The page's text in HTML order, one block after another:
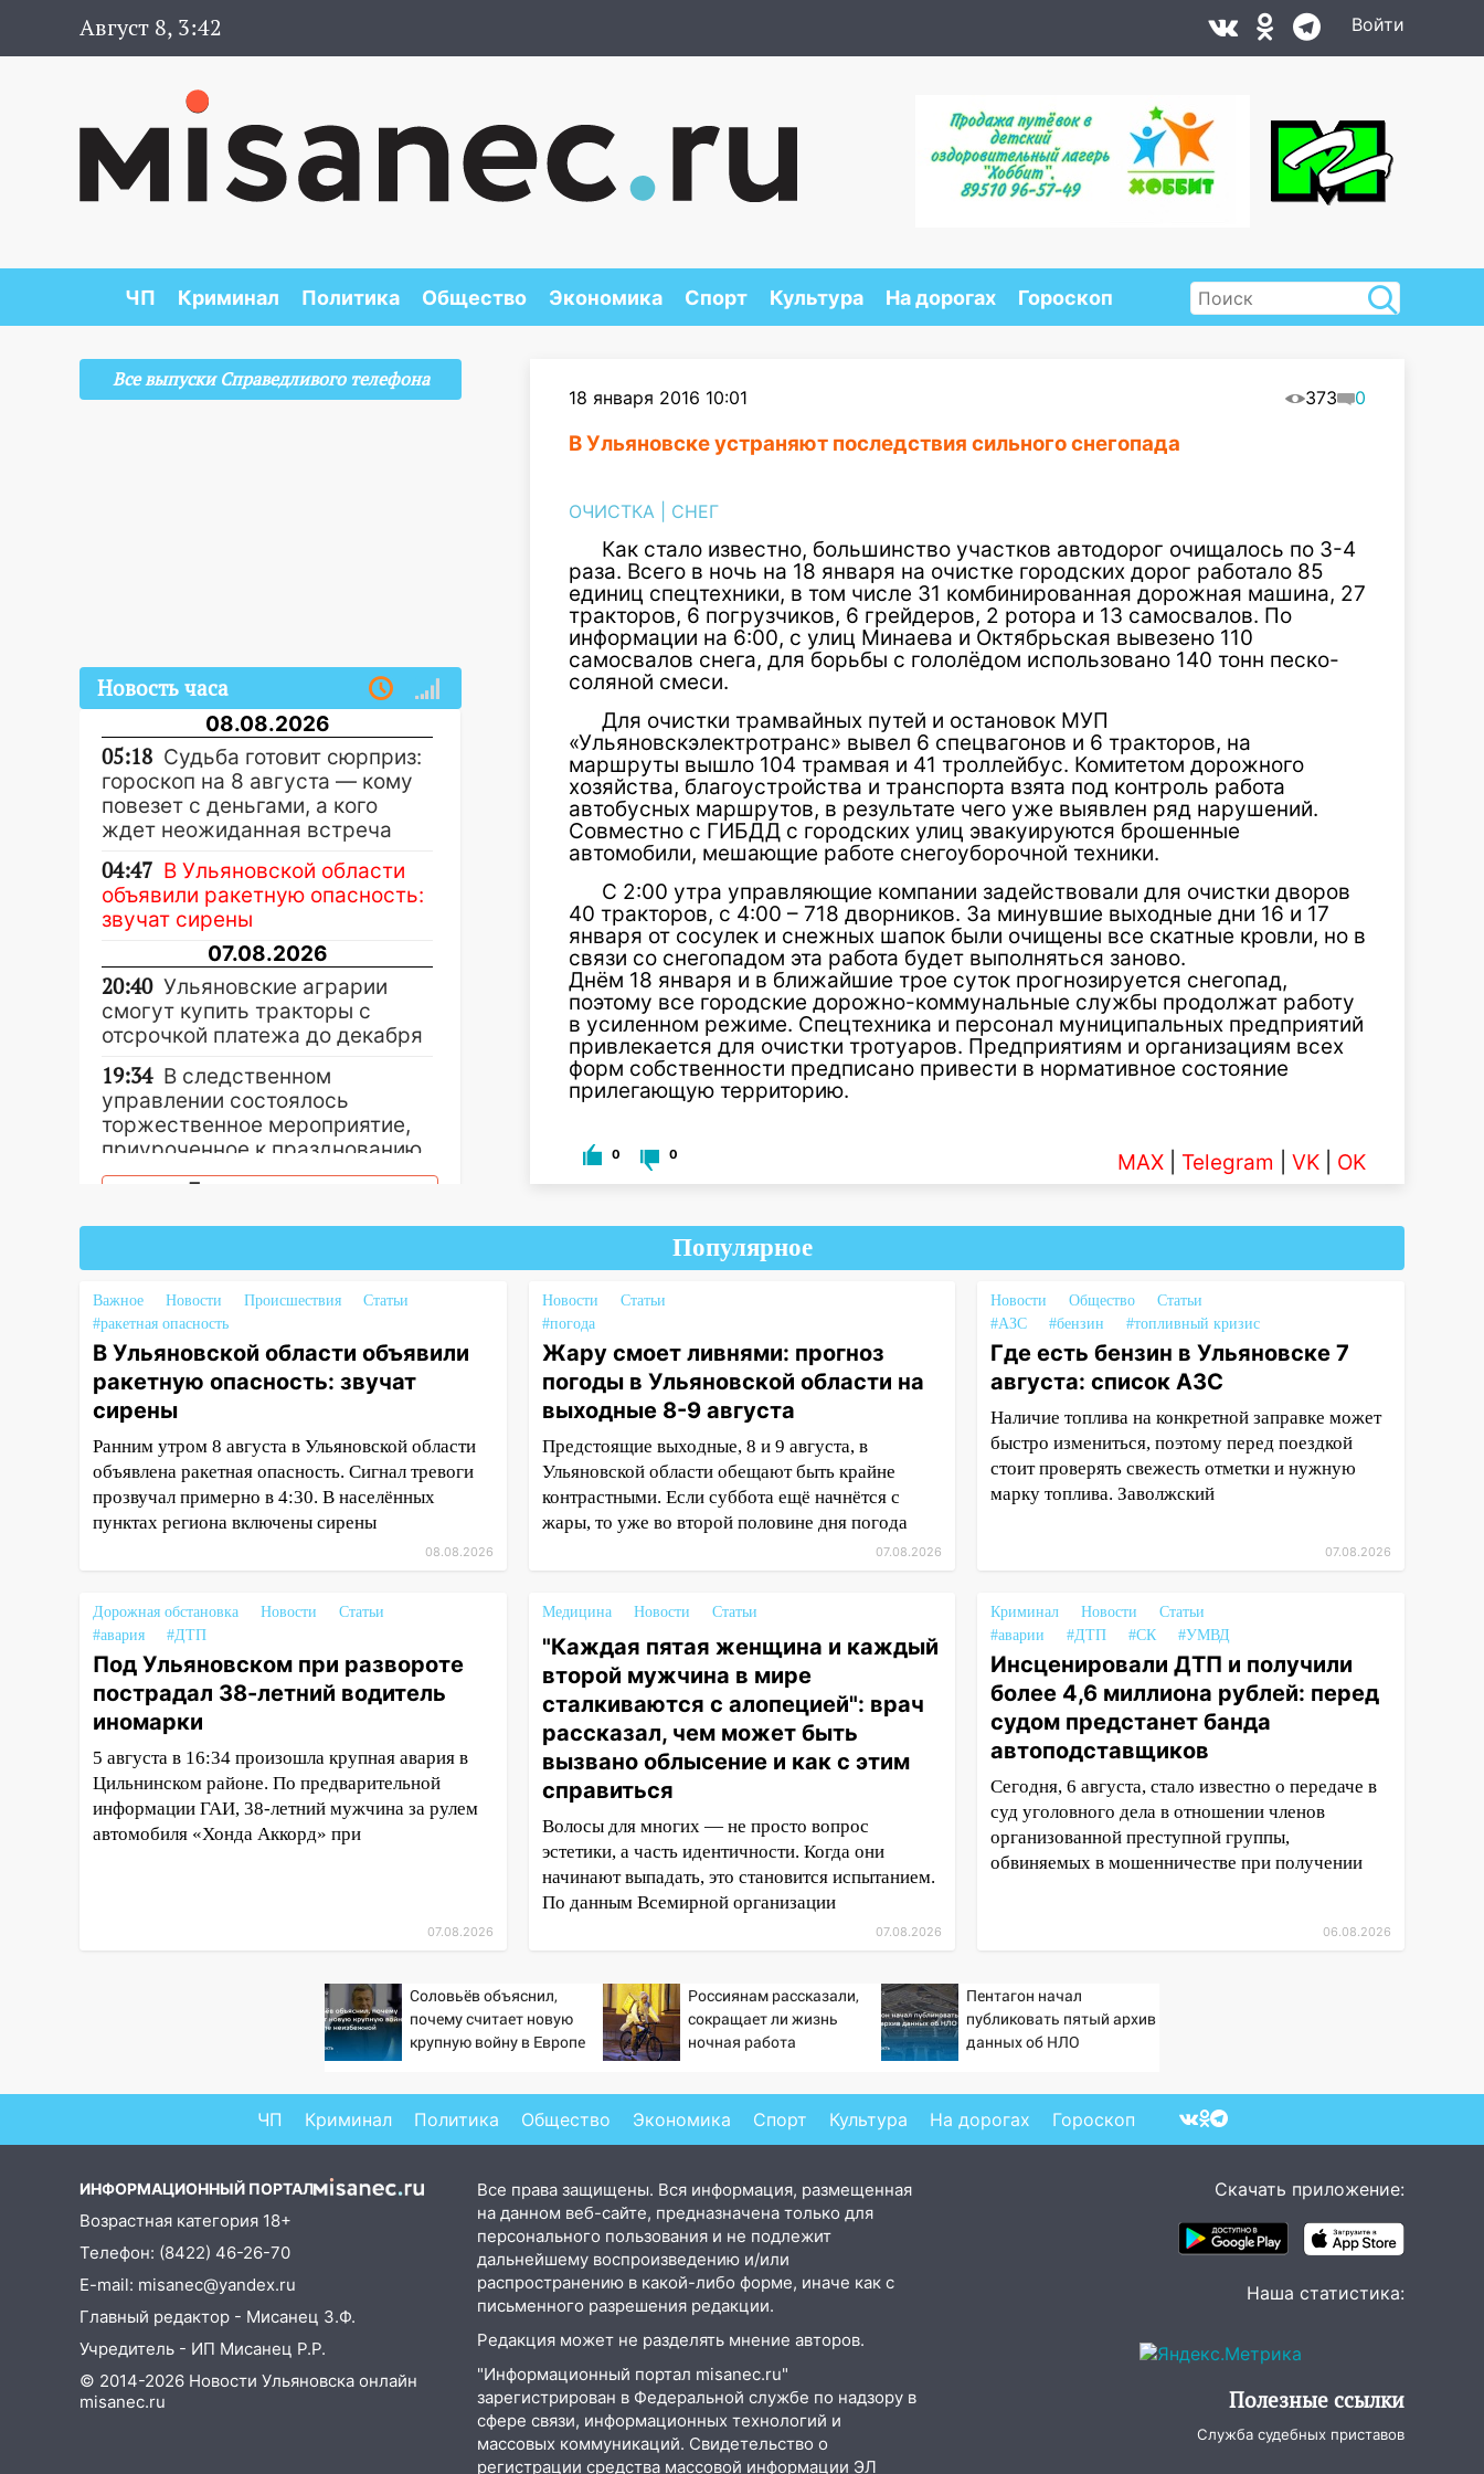
Август 8, 3:42 Войти
ЧП Криминал Политика Общество Экономика Спорт Культура На дорогах Гороскоп
18 января 2016 10:01 373 0
В Ульяновске устраняют последствия сильного снегопада
ОЧИСТКА СНЕГ
Как стало известно, большинство участков автодорог очищалось по 3-4
раза. Всего в ночь на 18 января на очистке городских дорог работало 85
единиц спецтехники, в том числе 31 комбинированная дорожная машина, 27
тракторов, 6 погрузчиков, 6 грейдеров, 2 ротора и 13 самосвалов. По
информации на 6:00, с улиц Минаева и Октябрьская вывезено 110
самосвалов снега, для борьбы с гололёдом использовано 140 тонн песко-
соляной смеси.
Для очистки трамвайных путей и остановок МУП
«Ульяновскэлектротранс» вывел 6 спецвагонов и 6 тракторов, на
маршруты вышло 104 трамвая и 41 троллейбус. Комитетом дорожного
хозяйства, благоустройства и транспорта взята под контроль работа
автобусных маршрутов, в результате чего уже выявлен ряд нарушений.
Совместно с ГИБДД с городских улиц эвакуируются брошенные
автомобили, мешающие работе снегоуборочной техники.
С 2:00 утра управляющие компании задействовали для очистки дворов
40 тракторов, с 4:00 – 718 дворников. За минувшие выходные дни 16 и 17
января от сосулек и снежных шапок были очищены все скатные кровли, но в
связи со снегопадом эта работа будет выполняться заново.
Днём 18 января и в ближайшие трое суток прогнозируется снегопад,
поэтому все городские дорожно-коммунальные службы продолжат работу
в усиленном режиме. Спецтехника и персонал муниципальных предприятий
привлекается для очистки тротуаров. Предприятиям и организациям всех
форм собственности предписано привести в нормативное состояние
прилегающую территорию.
0 0 MAX Telegram VK OK
Все выпуски Справедливого телефона
Новость часа
08.08.2026
05:18 Судьба готовит сюрприз:
гороскоп на 8 августа — кому
повезет с деньгами, а кого
ждет неожиданная встреча
04:47 В Ульяновской области
объявили ракетную опасность:
звучат сирены
07.08.2026
20:40 Ульяновские аграрии
смогут купить тракторы с
отсрочкой платежа до декабря
19:34 В следственном
управлении состоялось
торжественное мероприятие,
приуроченное к празднованию
Дня сотрудника органов
Федерации
19:30
чебурашку» на фестивале
«ФормАРТ»
18:11 Ульяновская область
стала пилотным регионом
проекта «Культурное
долголетие»
17:16 В реанимацию
Ульяновской областной
больницы поступили шесть
16:51 В Чердаклинском районе
ремонтируют дороги, ставят
остановки и проводят новое
освещение
16:35 В Ульяновске установили
ещё девять бункеров для
крупногабаритного мусора
16:26 В Ульяновске бесплатно
покажут матч «Волги» под
Ульяновцы могут
вернуть деньги за абонементы
закрывшегося фитнес-клуба
После вмешательства
прокуратуры в селах
Ульяновской области привели
в порядок детские площадки
15:27
Прокуратура проверяет
капремонт школы в селе
Кивать
15:08
В Кузоватово после
прокурорской проверки
обновили разметку на
пешеходных переходах
Другие новости
Популярное
Важное Новости Происшествия
Статьи
#ракетная опасность
В Ульяновской области объявили
ракетную опасность: звучат
сирены
Ранним утром 8 августа в Ульяновской области
объявлена ракетная опасность. Сигнал тревоги
прозвучал примерно в 4:30. В населённых
пунктах региона включены сирены
08.08.2026
Новости
Статьи
#погода
Жару смоет ливнями: прогноз
погоды в Ульяновской области на
выходные 8-9 августа
Предстоящие выходные, 8 и 9 августа, в
Ульяновской области обещают быть крайне
контрастными. Если суббота ещё начнётся с
жары, то уже во второй половине дня погода
07.08.2026
Новости Общество
Статьи
#АЗС
#бензин #топливный кризис
Где есть бензин в Ульяновске 7
августа: список АЗС
Наличие топлива на конкретной заправке может
быстро измениться, поэтому перед поездкой
стоит проверять свежесть отметки и нужную
марку топлива. Заволжский
07.08.2026
Дорожная обстановка Новости
Статьи
#авария
#ДТП
Под Ульяновском при развороте
пострадал 38-летний водитель
иномарки
5 августа в 16:34 произошла крупная авария в
Цильнинском районе. По предварительной
информации ГАИ, 38-летний мужчина за рулем
автомобиля «Хонда Аккорд» при
07.08.2026
Медицина Новости Статьи
"Каждая пятая женщина и каждый
второй мужчина в мире
сталкиваются с алопецией": врач
рассказал, чем может быть
вызвано облысение и как с этим
справиться
Волосы для многих — не просто вопрос
эстетики, а часть идентичности. Когда они
начинают выпадать, это становится испытанием.
По данным Всемирной организации
07.08.2026
Криминал Новости
Статьи
#аварии
#ДТП #СК #УМВД
Инсценировали ДТП и получили
более 4,6 миллиона рублей: перед
судом предстанет банда
автоподставщиков
Сегодня, 6 августа, стало известно о передаче в
суд уголовного дела в отношении членов
организованной преступной группы,
обвиняемых в мошенничестве при получении
06.08.2026
Соловьёв объяснил,
почему считает новую
крупную войну в Европе
Россиянам рассказали,
сокращает ли жизнь
ночная работа
Пентагон начал
публиковать пятый архив
данных об НЛО
ЧП Криминал Политика Общество Экономика Спорт Культура На дорогах Гороскоп
ИНФОРМАЦИОННЫЙ ПОРТАЛ
Возрастная категория 18+
Телефон: (8422) 46-26-70
E-mail: misanec@yandex.ru
Главный редактор - Мисанец З.Ф.
Учредитель - ИП Мисанец Р.Р.
© 2014-2026 Новости Ульяновска онлайн
misanec.ru
Все права защищены. Вся информация, размещенная
на данном веб-сайте, предназначена только для
персонального пользования и не подлежит
дальнейшему воспроизведению и/или
распространению в какой-либо форме, иначе как с
письменного разрешения редакции.
Редакция может не разделять мнение авторов.
"Информационный портал misanec.ru"
зарегистрирован в Федеральной службе по надзору в
сфере связи, информационных технологий и
массовых коммуникаций. Свидетельство о
регистрации средства массовой информации ЭЛ
Скачать приложение:
Наша статистика:
Полезные ссылки
Служба судебных приставов